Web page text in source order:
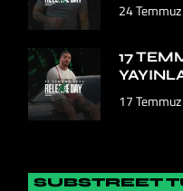
24
17
17
SUBSTREET